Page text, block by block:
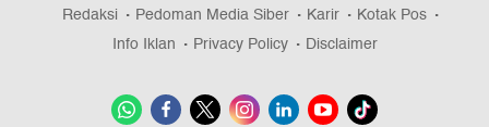
Redaksi Pedoman Media Siber Karir
Kotak Pos
Info Iklan
Privacy Policy Disclaimer